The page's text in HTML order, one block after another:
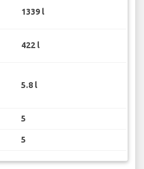
1339 l
422 l
5.8 l
5
5